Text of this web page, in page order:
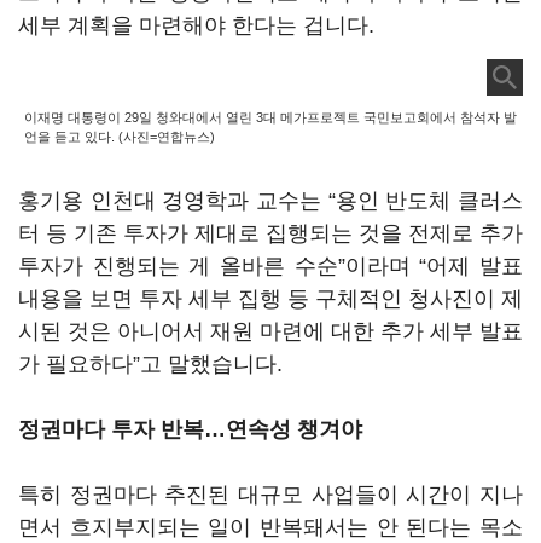
세부 계획을 마련해야 한다는 겁니다.
이재명 대통령이 29일 청와대에서 열린 3대 메가프로젝트 국민보고회에서 참석자 발
언을 듣고 있다. (사진=연합뉴스)
홍기용 인천대 경영학과 교수는 “용인 반도체 클러스
터 등 기존 투자가 제대로 집행되는 것을 전제로 추가
투자가 진행되는 게 올바른 수순”이라며 “어제 발표
내용을 보면 투자 세부 집행 등 구체적인 청사진이 제
시된 것은 아니어서 재원 마련에 대한 추가 세부 발표
가 필요하다”고 말했습니다.
정권마다 투자 반복…연속성 챙겨야
특히 정권마다 추진된 대규모 사업들이 시간이 지나
면서 흐지부지되는 일이 반복돼서는 안 된다는 목소